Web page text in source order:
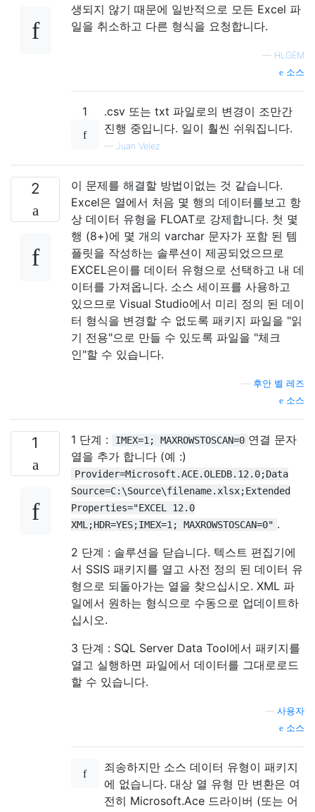
생되지 않기 때문에 일반적으로 모든 Excel 파
일을 취소하고 다른 형식을 요청합니다.
— HLGEM
소스
1
.csv 또는 txt 파일로의 변경이 조만간
진행 중입니다. 일이 훨씬 쉬워집니다.
— Juan Velez
2
이 문제를 해결할 방법이없는 것 같습니다.
Excel은 열에서 처음 몇 행의 데이터를보고 항
상 데이터 유형을 FLOAT로 강제합니다. 첫 몇
행 (8+)에 몇 개의 varchar 문자가 포함 된 템
플릿을 작성하는 솔루션이 제공되었으므로
EXCEL은이를 데이터 유형으로 선택하고 내 데
이터를 가져옵니다. 소스 세이프를 사용하고
있으므로 Visual Studio에서 미리 정의 된 데이
터 형식을 변경할 수 없도록 패키지 파일을 "읽
기 전용"으로 만들 수 있도록 파일을 "체크
인"할 수 있습니다.
후안 벨 레즈
소스
1 1 단계 : IMEX=1; MAXROWSTOSCAN=0 연결 문자
열을 추가 합니다 (예 :)
Provider=Microsoft.ACE.OLEDB.12.0;Data
Source=C:\Source\filename.xlsx;Extended
Properties="EXCEL 12.0
XML;HDR=YES;IMEX=1; MAXROWSTOSCAN=0" .
2 단계 : 솔루션을 닫습니다. 텍스트 편집기에
서 SSIS 패키지를 열고 사전 정의 된 데이터 유
형으로 되돌아가는 열을 찾으십시오. XML 파
일에서 원하는 형식으로 수동으로 업데이트하
십시오.
3 단계 : SQL Server Data Tool에서 패키지를
열고 실행하면 파일에서 데이터를 그대로로드
할 수 있습니다.
사용자
소스
죄송하지만 소스 데이터 유형이 패키지
에 없습니다. 대상 열 유형 만 변환은 여
전히 ​​Microsoft.Ace 드라이버 (또는 어